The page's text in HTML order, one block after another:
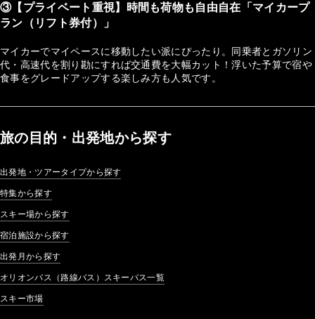
③【プライベート重視】時間も荷物も自由自在「マイカープ
ラン（リフト券付）」
マイカーでマイペースに移動したい派にぴったり。同乗者とガソリン
代・高速代を割り勘にすれば交通費を大幅カット！浮いた予算で宿や
食事をグレードアップする楽しみ方も人気です。
旅の目的・出発地から探す
出発地・ツアータイプから探す
特集から探す
スキー場から探す
宿泊施設から探す
出発月から探す
オリオンバス（路線バス）スキーバス一覧
スキー市場